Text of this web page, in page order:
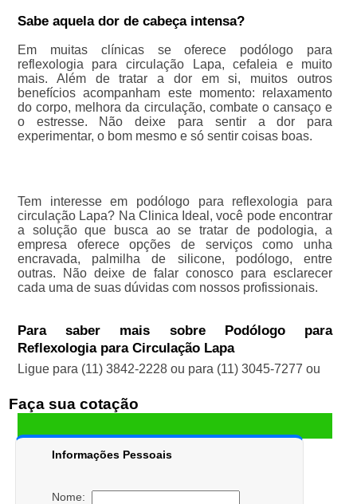
Sabe aquela dor de cabeça intensa?
Em muitas clínicas se oferece podólogo para
reflexologia para circulação Lapa, cefaleia e muito
mais. Além de tratar a dor em si, muitos outros
benefícios acompanham este momento: relaxamento
do corpo, melhora da circulação, combate o cansaço e
o estresse. Não deixe para sentir a dor para
experimentar, o bom mesmo e só sentir coisas boas.
Tem interesse em podólogo para reflexologia para
circulação Lapa? Na Clinica Ideal, você pode encontrar
a solução que busca ao se tratar de podologia, a
empresa oferece opções de serviços como unha
encravada, palmilha de silicone, podólogo, entre
outras. Não deixe de falar conosco para esclarecer
cada uma de suas dúvidas com nossos profissionais.
Para saber mais sobre Podólogo para
Reflexologia para Circulação Lapa
Ligue para (11) 3842-2228ou para (11) 3045-7277 ou
Faça sua cotação
Informações Pessoais
Nome: